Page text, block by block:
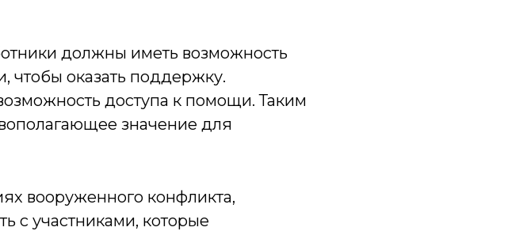
должны иметь возможность
оказать поддержку.
доступа к помощи. Таким
значение для
вооруженного конфликта,
с участниками, которые